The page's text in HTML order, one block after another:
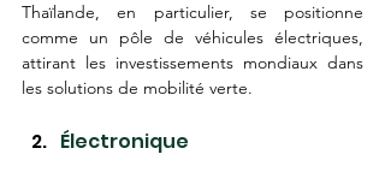
Thaïlande, en particulier, se positionne
comme un pôle de véhicules électriques,
attirant les investissements mondiaux dans
les solutions de mobilité verte.
Électronique